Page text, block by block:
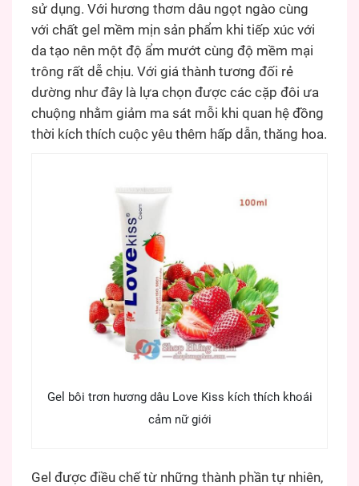
sử dụng. Với hương thơm dâu ngọt ngào cùng
với chất gel mềm mịn sản phẩm khi tiếp xúc với
da tạo nên một độ ẩm mướt cùng độ mềm mại
trông rất dễ chịu. Với giá thành tương đối rẻ
dường như đây là lựa chọn được các cặp đôi ưa
chuộng nhằm giảm ma sát mỗi khi quan hệ đồng
thời kích thích cuộc yêu thêm hấp dẫn, thăng hoa.
Gel bôi trơn hương dâu Love Kiss kích thích khoái
cảm nữ giới
Gel được điều chế từ những thành phần tự nhiên,